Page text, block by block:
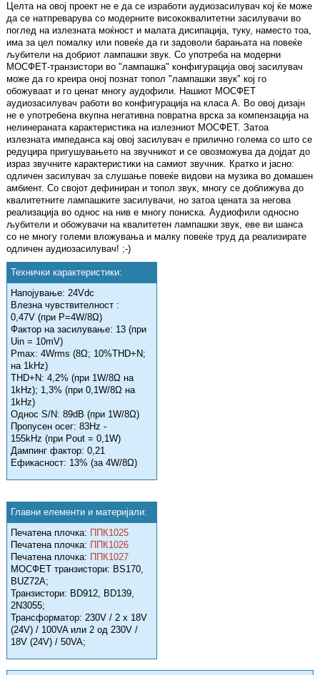
Целта на овој проект не е да се изработи аудиозасилувач кој ќе може
да се натпреварува со модерните висококвалитетни засилувачи во
поглед на излезната моќност и малата дисипација, туку, наместо тоа,
има за цел помалку или повеќе да ги задоволи барањата на повеќе
љубители на добриот лампашки звук. Со употреба на модерни
МОСФЕТ-транзистори во "лампашка" конфигурација овој засилувач
може да го креира оној познат топол "лампашки звук" кој го
обожуваат и го ценат многу аудофили. Нашиот МОСФЕТ
аудиозасилувач работи во конфигурација на класа А. Во овој дизајн
не е употребена вкупна негативна повратна врска за компензација на
нелинераната карактеристика на излезниот МОСФЕТ. Затоа
излезната импеданса кај овој засилувач е прилично голема со што се
редуцира пригушувањето на звучникот и се овозможува да дојдат до
израз звучните карактеристики на самиот звучник. Кратко и јасно:
одличен засилувач за слушање повеќе видови на музика во домашен
амбиент. Со својот дефиниран и топол звук, многу се доближува до
квалитетните лампашките засилувачи, но затоа цената за негова
реализација во однос на нив е многу пониска. Аудиофили односно
љубители и обожувачи на квалитетен лампашки звук, еве ви шанса
со не многу големи вложувања и малку повеќе труд да реализирате
одличен аудиозасилувач! ;-)
Технички карактеристики:
Напојување: 24Vdc
Влезна чувствителност :
0,47V (при P=4W/8Ω)
Фактор на засилување: 13 (при
Uin = 10mV)
Pmax: 4Wrms (8Ω; 10%THD+N;
на 1kHz)
THD+N: 4,2% (при 1W/8Ω на
1kHz); 1,3% (при 0,1W/8Ω на
1kHz)
Однос S/N: 89dB (при 1W/8Ω)
Пропусен осег: 83Hz -
155kHz (при Pout = 0,1W)
Дампинг фактор: 0,21
Ефикасност: 13% (за 4W/8Ω)
Главни елементи и материјали:
Печатена плочка: ППК1025
Печатена плочка: ППК1026
Печатена плочка: ППК1027
МОСФЕТ транзистори: BS170,
BUZ72A;
Транзистори: BD912, BD139,
2N3055;
Трансформатор: 230V / 2 x 18V
(24V) / 100VA или 2 од 230V /
18V (24V) / 50VA;